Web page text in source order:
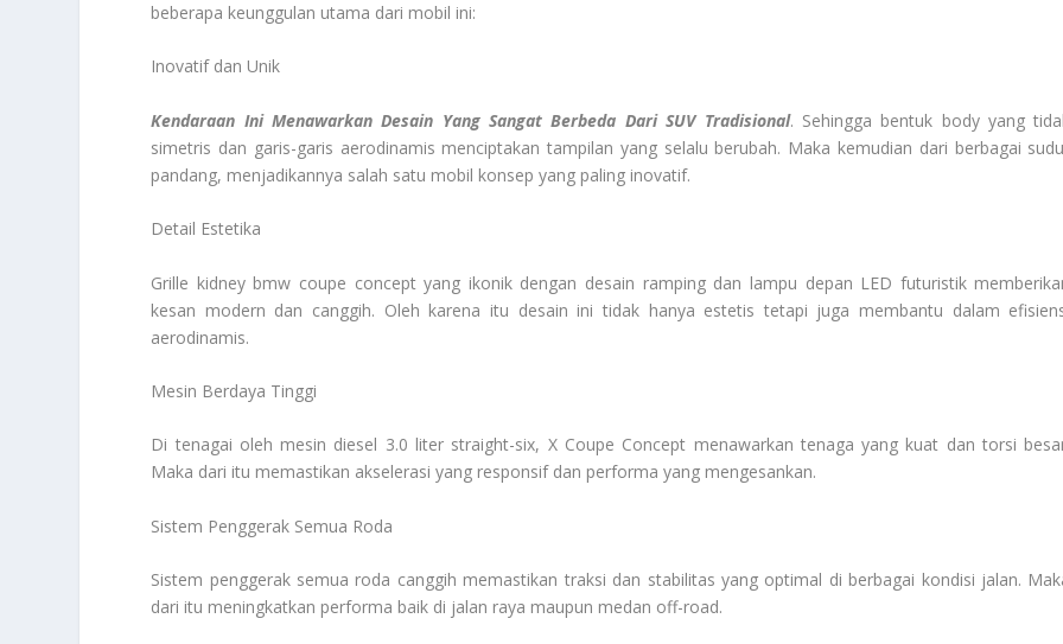
beberapa keunggulan utama dari mobil ini:
Inovatif dan Unik
Kendaraan Ini Menawarkan Desain Yang Sangat Berbeda Dari SUV Tradisional. Sehingga bentuk body yang
simetris dan garis-garis aerodinamis menciptakan tampilan yang selalu berubah. Maka kemudian dari berbagai
pandang, menjadikannya salah satu mobil konsep yang paling inovatif.
Detail Estetika
Grille kidney bmw coupe concept yang ikonik dengan desain ramping dan lampu depan LED futuristik
kesan modern dan canggih. Oleh karena itu desain ini tidak hanya estetis tetapi juga membantu dalam
aerodinamis.
Mesin Berdaya Tinggi
Di tenagai oleh mesin diesel 3.0 liter straight-six, X Coupe Concept menawarkan tenaga yang kuat dan torsi
Maka dari itu memastikan akselerasi yang responsif dan performa yang mengesankan.
Sistem Penggerak Semua Roda
Sistem penggerak semua roda canggih memastikan traksi dan stabilitas yang optimal di berbagai kondisi jalan.
dari itu meningkatkan performa baik di jalan raya maupun medan off-road.